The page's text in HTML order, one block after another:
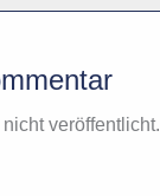
veröffentlicht.